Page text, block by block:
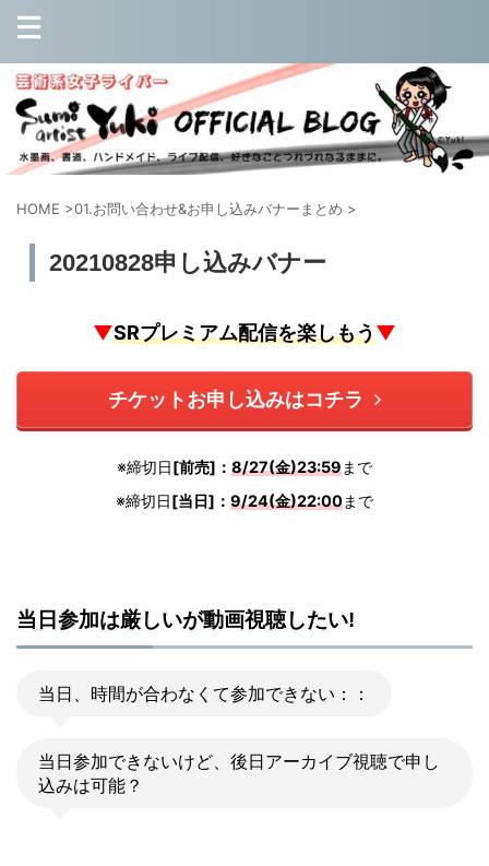
HOME >01.お問い合わせ&お申し込みバナーまとめ >
20210828申し込みバナー
▼SRプレミアム配信を楽しもう▼
チケットお申し込みはコチラ
※締切日[前売]： 8/27(金)23:59まで
※締切日[当日]： 9/24(金)22:00まで
当日参加は厳しいが動画視聴したい!
当日、時間が合わなくて参加できない：：
当日参加できないけど、後日アーカイブ視聴で申し
込みは可能？